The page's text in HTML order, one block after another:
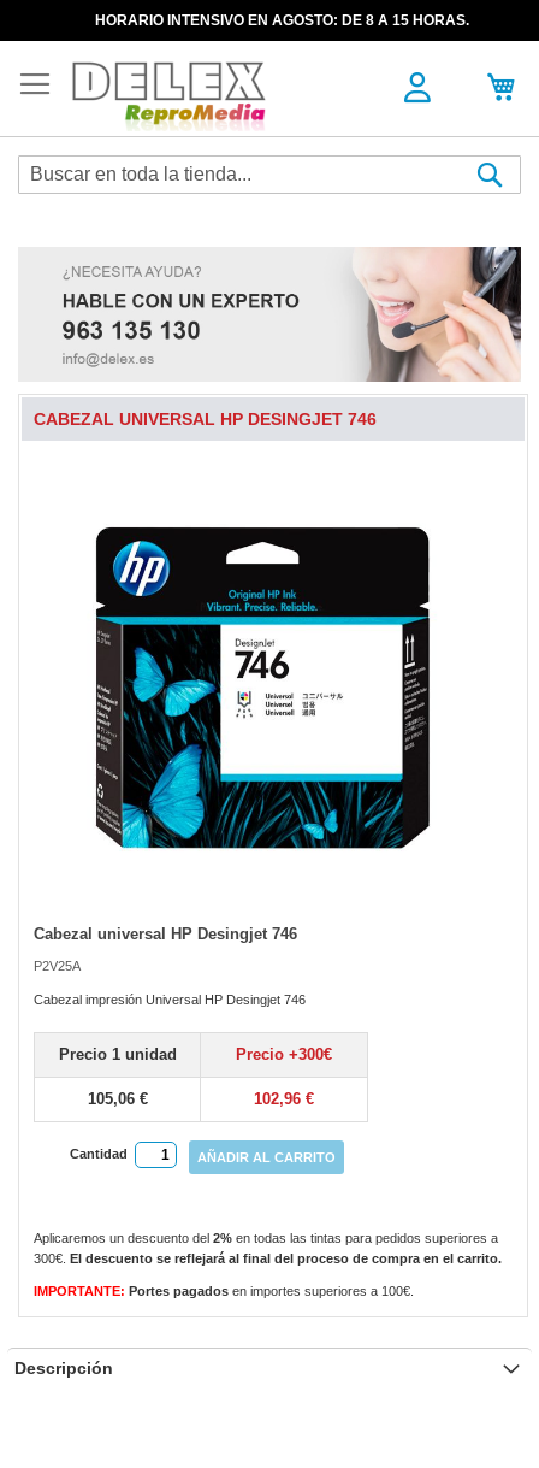
HORARIO INTENSIVO EN AGOSTO: DE 8 A 15 HORAS.
CABEZAL UNIVERSAL HP DESINGJET 746
Cabezal universal HP Desingjet 746
P2V25A
Cabezal impresión Universal HP Desingjet 746
Precio 1 unidad Precio +300€
105,06 € 102,96 €
Cantidad AÑADIR AL CARRITO
Aplicaremos un descuento del 2% en todas las tintas para pedidos superiores a
300€.
El descuento se reflejará al final del proceso de compra en el carrito.
IMPORTANTE: Portes pagados en importes superiores a 100€.
Skip
the
beginning
the
images
gallery
Descripción